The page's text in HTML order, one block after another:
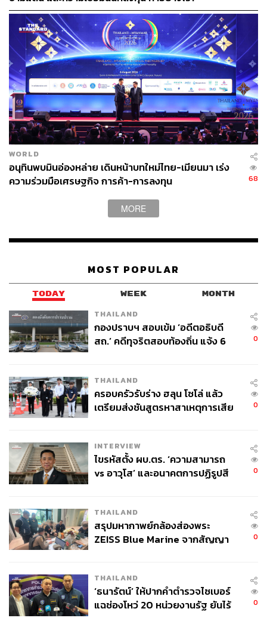
WORLD
อนุทินพบมินอ่องหล่าย เดินหน้าบทใหม่ไทย-เมียนมา เร่ง
ความร่วมมือเศรษฐกิจ การค้า-การลงทุน
68
MORE
MOST POPULAR
TODAY WEEK MONTH
THAILAND
กองปราบฯ สอบเข้ม ‘อดีตอธิบดี
สถ.’ คดีทุจริตสอบท้องถิ่น แจ้ง 6
0
THAILAND
ครอบครัวรับร่าง ฮลุน โซโล่ แล้ว
เตรียมส่งชันสูตรหาสาเหตุการเสีย
0
INTERVIEW
ไขรหัสตั้ง ผบ.ตร. ‘ความสามารถ
vs อาวุโส’ และอนาคตการปฏิรูปสี
0
THAILAND
สรุปมหากาพย์กล้องส่องพระ
ZEISS Blue Marine จากสัญญา
จ่ายหนี้-แอบระบุแบรนด์
0
THAILAND
‘ธนารัตน์’ ให้ปากคำตำรวจไซเบอร์
แฉช่องโหว่ 20 หน่วยงานรัฐ ยันไร้
0